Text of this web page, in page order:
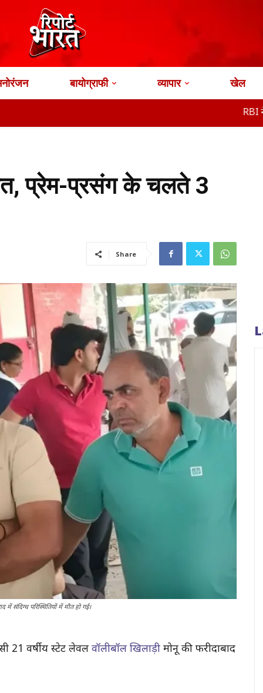
बायोग्राफी व्यापार खेल
RBI ने ग्रामीण
प्रेम-प्रसंग के चलते 3
Share
में संदिग्ध परिस्थितियों में मौत हो गई।
21 वर्षीय स्टेट लेवल वॉलीबॉल खिलाड़ी मोनू की फरीदाबाद